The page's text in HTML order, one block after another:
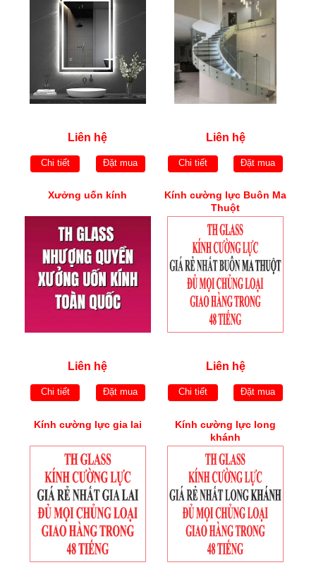
Liên hệ
Chi tiết Đặt mua
Liên hệ
Chi tiết Đặt mua
Xưởng uốn kính
Liên hệ
Chi tiết Đặt mua
Kính cường lực Buôn Ma
Thuột
Liên hệ
Chi tiết Đặt mua
Kính cường lực gia lai
Kính cường lực long
khánh